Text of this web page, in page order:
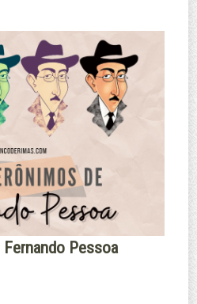
Pessoa